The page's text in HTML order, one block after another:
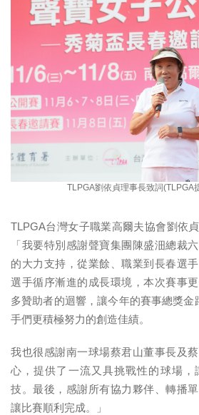
TLPGA劉依貞理事長致詞(TLPGA
TLPGA台灣女子職業高爾夫協會劉依
「我要特別感謝聲寶集團陳盛沺總裁
的大力支持，從業餘、職業到長春選
選手循序漸進的成長環境，本次賽事
多贊助者的迴響，讓今年的賽事總獎金
手們更積極努力的創造佳績。
我也很感謝南一球場蔡君山董事長及
心，提供了一流又具挑戰性的球場，
技。最後，感謝所有協力夥伴、轉播
讓比賽順利完成。」